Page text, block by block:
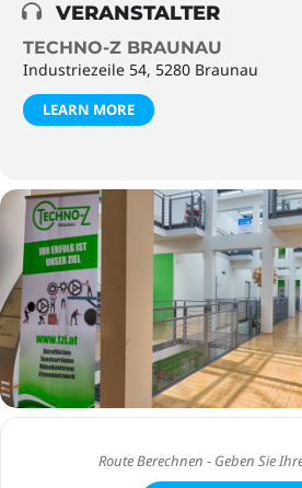
VERANSTALTER
TECHNO-Z BRAUNAU
Industriezeile 54, 5280 Braunau
LEARN MORE